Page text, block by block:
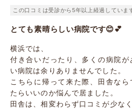
この口コミは受診から5年以上経過していま
とても素晴らしい病院です😊💕
横浜では、
付き合いだったり、多くの病院
い病院は余りありませんでした。
こちらに帰って来た際、田舎な
たらいいのか悩んで居ました。
田舎は、相変わらず口コミが少な